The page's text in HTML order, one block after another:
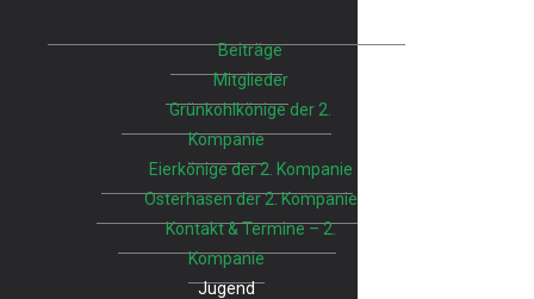
Beiträge
Mitglieder
Grünkohlkönige der 2.
Kompanie
Eierkönige der 2. Kompanie
Osterhasen der 2. Kompanie
Kontakt & Termine – 2.
Kompanie
Jugend